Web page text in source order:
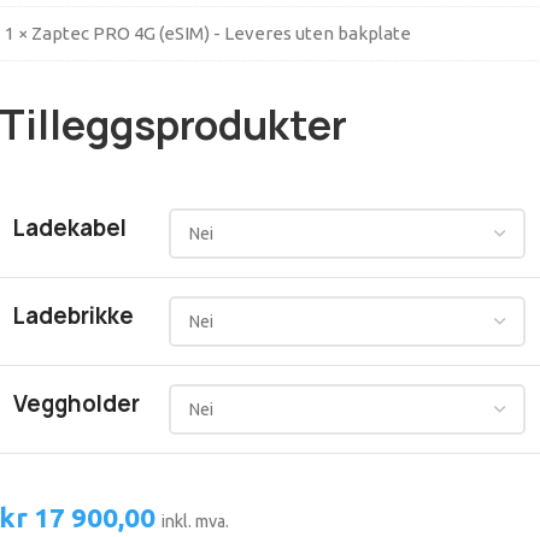
1 × Zaptec PRO 4G (eSIM) - Leveres uten bakplate
Tilleggsprodukter
Ladekabel
Ladebrikke
Veggholder
kr 17 900,00 inkl. mva.